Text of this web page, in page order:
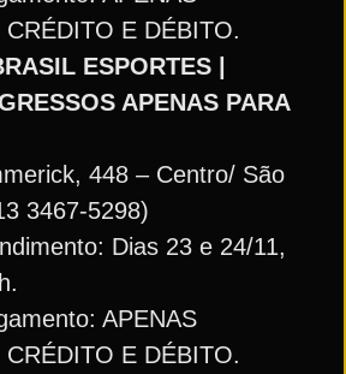
E DÉBITO.
ESPORTES |
APENAS PARA
448 – Centro/ São
3467-5298)
Dias 23 e 24/11,
APENAS
E DÉBITO.